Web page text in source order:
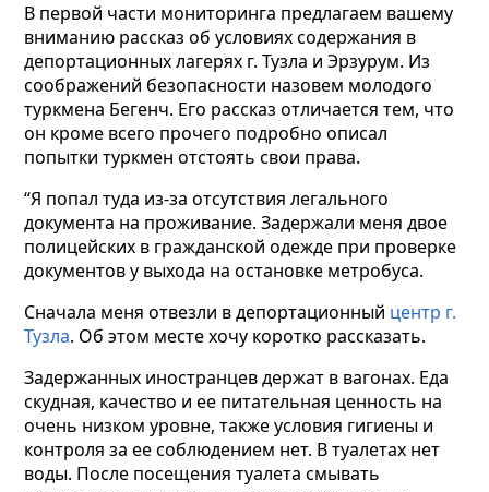
В первой части мониторинга предлагаем вашему
вниманию рассказ об условиях содержания в
депортационных лагерях г. Тузла и Эрзурум. Из
соображений безопасности назовем молодого
туркмена Бегенч. Его рассказ отличается тем, что
он кроме всего прочего подробно описал
попытки туркмен отстоять свои права.
“Я попал туда из-за отсутствия легального
документа на проживание. Задержали меня двое
полицейских в гражданской одежде при проверке
документов у выхода на остановке метробуса.
Сначала меня отвезли в депортационный центр г.
Тузла. Об этом месте хочу коротко рассказать.
Задержанных иностранцев держат в вагонах. Еда
скудная, качество и ee питательная ценность на
очень низком уровне, также условия гигиены и
контроля за ее соблюдением нет. В туалетах нет
воды. После посещения туалета смывать